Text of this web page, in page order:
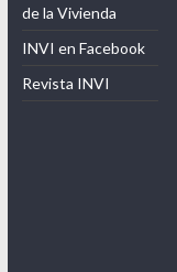
de la Vivienda
INVI en Facebook
Revista INVI